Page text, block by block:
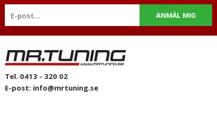
ANMÄL MIG
Tel. 0413 - 320 02
E-post: info@mrtuning.se